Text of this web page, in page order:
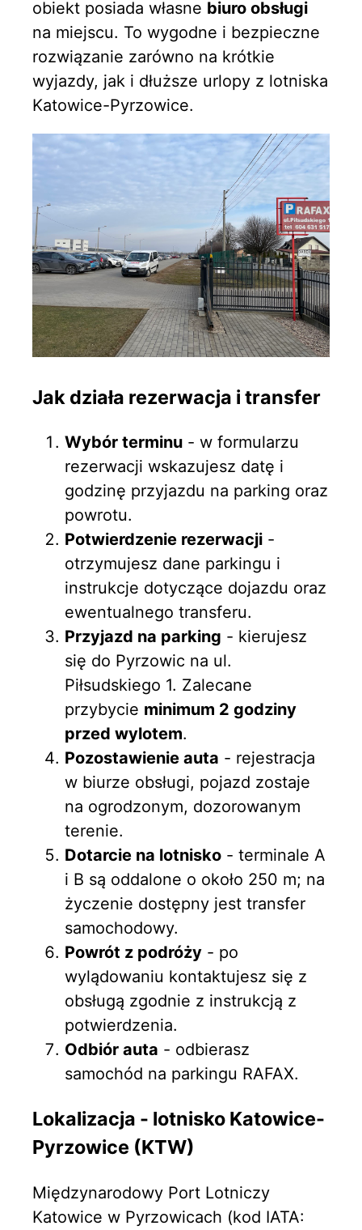
obiekt posiada własne biuro obsługi
na miejscu. To wygodne i bezpieczne
rozwiązanie zarówno na krótkie
wyjazdy, jak i dłuższe urlopy z lotniska
Katowice-Pyrzowice.
Jak działa rezerwacja i transfer
Wybór terminu - w formularzu
rezerwacji wskazujesz datę i
godzinę przyjazdu na parking oraz
powrotu.
Potwierdzenie rezerwacji -
otrzymujesz dane parkingu i
instrukcje dotyczące dojazdu oraz
ewentualnego transferu.
Przyjazd na parking - kierujesz
się do Pyrzowic na ul.
Piłsudskiego 1. Zalecane
przybycie minimum 2 godziny
przed wylotem.
Pozostawienie auta - rejestracja
w biurze obsługi, pojazd zostaje
na ogrodzonym, dozorowanym
terenie.
Dotarcie na lotnisko - terminale A
i B są oddalone o około 250 m; na
życzenie dostępny jest transfer
samochodowy.
Powrót z podróży - po
wylądowaniu kontaktujesz się z
obsługą zgodnie z instrukcją z
potwierdzenia.
Odbiór auta - odbierasz
samochód na parkingu RAFAX.
Lokalizacja - lotnisko Katowice-
Pyrzowice (KTW)
Międzynarodowy Port Lotniczy
Katowice w Pyrzowicach (kod IATA: